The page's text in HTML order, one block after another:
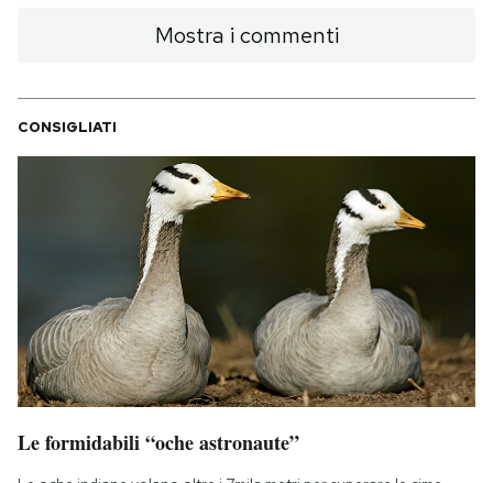
Mostra i commenti
CONSIGLIATI
Le formidabili “oche astronaute”